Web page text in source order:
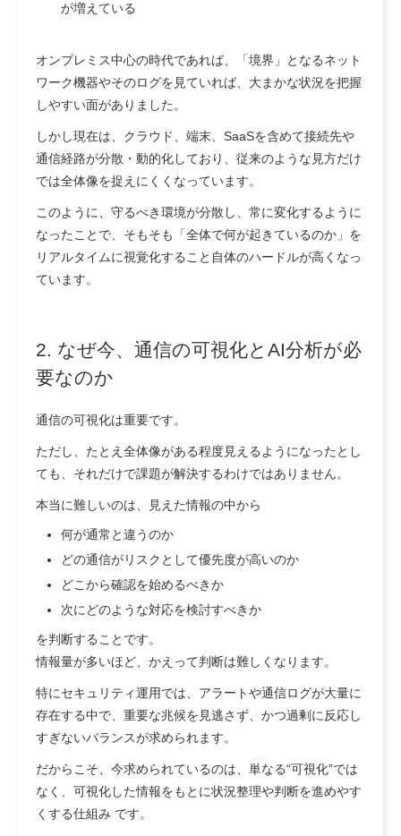
が増えている
オンプレミス中心の時代であれば、「境界」となるネット
ワーク機器やそのログを見ていれば、大まかな状況を把握
しやすい面がありました。
しかし現在は、クラウド、端末、SaaSを含めて接続先や
通信経路が分散・動的化しており、従来のような見方だけ
では全体像を捉えにくくなっています。
このように、守るべき環境が分散し、常に変化するように
なったことで、そもそも「全体で何が起きているのか」を
リアルタイムに視覚化すること自体のハードルが高くなっ
ています。
2. なぜ今、通信の可視化とAI分析が必
要なのか
通信の可視化は重要です。
ただし、たとえ全体像がある程度見えるようになったとし
ても、それだけで課題が解決するわけではありません。
本当に難しいのは、見えた情報の中から
何が通常と違うのか
どの通信がリスクとして優先度が高いのか
どこから確認を始めるべきか
次にどのような対応を検討すべきか
を判断することです。
情報量が多いほど、かえって判断は難しくなります。
特にセキュリティ運用では、アラートや通信ログが大量に
存在する中で、重要な兆候を見逃さず、かつ過剰に反応し
すぎないバランスが求められます。
だからこそ、今求められているのは、単なる“可視化”では
なく、可視化した情報をもとに状況整理や判断を進めやす
くする仕組み です。